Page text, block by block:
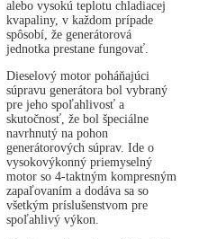
alebo vysokú teplotu chladiacej
kvapaliny, v každom prípade
spôsobí, že generátorová
jednotka prestane fungovať.
Dieselový motor poháňajúci
súpravu generátora bol vybraný
pre jeho spoľahlivosť a
skutočnosť, že bol špeciálne
navrhnutý na pohon
generátorových súprav. Ide o
vysokovýkonný priemyselný
motor so 4-taktným kompresným
zapaľovaním a dodáva sa so
všetkým príslušenstvom pre
spoľahlivý výkon.